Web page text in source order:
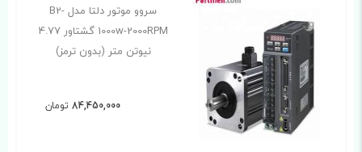
سروو موتور دلتا مدل B2-
1000w-2000RPM گشتاور 4.77
نیوتن متر (بدون ترمز)
84,450,000 تومان